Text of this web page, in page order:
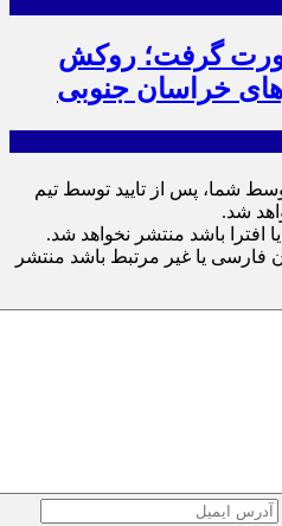
صورت گرفت؛ روکش
شما، پس از تایید توسط تیم
شد.
افترا باشد منتشر نخواهد شد.
فارسی یا غیر مرتبط باشد منتشر